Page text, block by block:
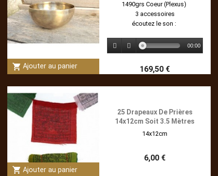
shopping_cart Ajouter au panier
1490grs Coeur (Plexus)
3 accessoires
écoutez le son :
00:00
169,50 €
shopping_cart Ajouter au panier
25 Drapeaux De Prières
14x12cm Soit 3.5 Mètres
14x12cm
6,00 €